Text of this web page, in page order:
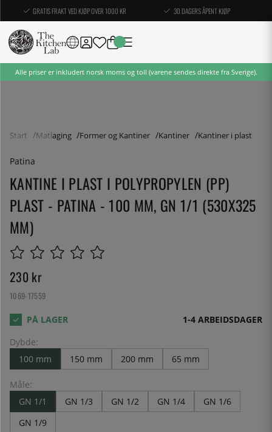
GRATIS FRAKT VED KJØP OVER 1000 KR 30 DAGERS ÅPENT KJØP
Alle priser er inkludert norsk moms og toll (varene sendes direkte fra Sverige).
Start Matlaging Former og Kantiner Kantiner Kantiner i plast
Patina
KANTINE I PLAST I POLYPROPYLEN (PP)
PLAST - PATINA - 100 MM, GN 1/1 (530X325
MM)
230 kr
1069-17559
1-4 ARBEIDSDAGER
Dybde:
100 mm
150 mm 200 mm 65 mm
Måle:
GN 1/1
GN 1/3 GN 1/2 GN 1/4
GN 1/6
GN 1/9